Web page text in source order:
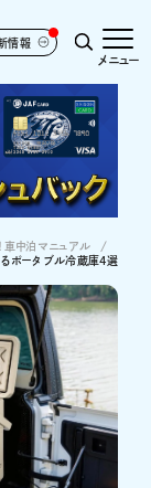
情報
メニュー
車中泊マニュアル
ポータブル冷蔵庫4選